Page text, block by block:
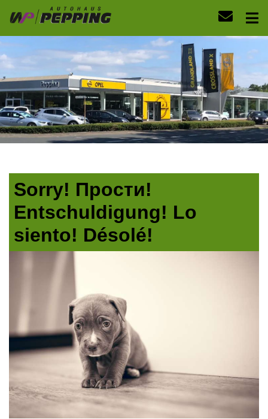
Sorry! Прости!
Entschuldigung! Lo
siento! Désolé!